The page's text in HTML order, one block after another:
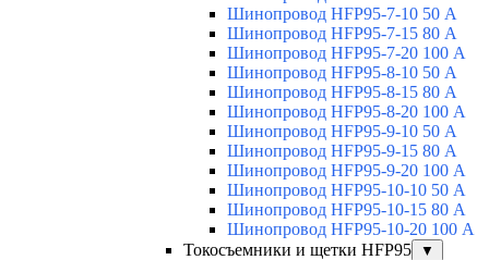
Шинопровод HFP95-7-10 50 А
Шинопровод HFP95-7-15 80 А
Шинопровод HFP95-7-20 100 А
Шинопровод HFP95-8-10 50 А
Шинопровод HFP95-8-15 80 А
Шинопровод HFP95-8-20 100 А
Шинопровод HFP95-9-10 50 А
Шинопровод HFP95-9-15 80 А
Шинопровод HFP95-9-20 100 А
Шинопровод HFP95-10-10 50 А
Шинопровод HFP95-10-15 80 А
Шинопровод HFP95-10-20 100 А
Токосъемники и щетки HFP95
▼